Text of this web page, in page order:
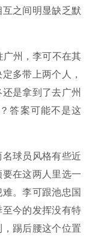
之间明显缺乏默
州，李可不在其
多带上两个人，
是拿到了去广州
答案可能不是这
球员风格有些近
在这两人里选一
。李可跟池忠国
今的发挥没有特
踢后腰这个位置